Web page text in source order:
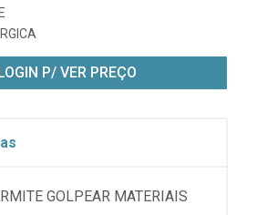
P/ VER PREÇO
GOLPEAR MATERIAIS